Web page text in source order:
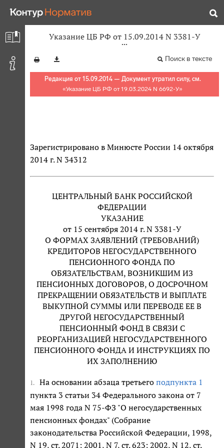
Указание ЦБ РФ от 15.09.2014 N 3381-У
Поиск в тексте
Редакция от 15.09.2014 — Документ утратил силу, см.
«Указание ЦБ РФ от 19.03.2024 N 6692-У»
Зарегистрировано в Минюсте России 14 октября
2014 г. N 34312
ЦЕНТРАЛЬНЫЙ БАНК РОССИЙСКОЙ
ФЕДЕРАЦИИ
УКАЗАНИЕ
от 15 сентября 2014 г. N 3381-У
О ФОРМАХ ЗАЯВЛЕНИЙ (ТРЕБОВАНИЙ)
КРЕДИТОРОВ НЕГОСУДАРСТВЕННОГО
ПЕНСИОННОГО ФОНДА ПО
ОБЯЗАТЕЛЬСТВАМ, ВОЗНИКШИМ ИЗ
ПЕНСИОННЫХ ДОГОВОРОВ, О ДОСРОЧНОМ
ПРЕКРАЩЕНИИ ОБЯЗАТЕЛЬСТВ И ВЫПЛАТЕ
ВЫКУПНОЙ СУММЫ ИЛИ ПЕРЕВОДЕ ЕЕ В
ДРУГОЙ НЕГОСУДАРСТВЕННЫЙ
ПЕНСИОННЫЙ ФОНД В СВЯЗИ С
РЕОРГАНИЗАЦИЕЙ НЕГОСУДАРСТВЕННОГО
ПЕНСИОННОГО ФОНДА И ИНСТРУКЦИЯХ ПО
ИХ ЗАПОЛНЕНИЮ
1. На основании абзаца третьего подпункта 1
пункта 3 статьи 34 Федерального закона от 7
мая 1998 года N 75-ФЗ "О негосударственных
пенсионных фондах" (Собрание
законодательства Российской Федерации, 1998,
N 19, ст. 2071; 2001, N 7, ст. 623; 2002, N 12, ст.